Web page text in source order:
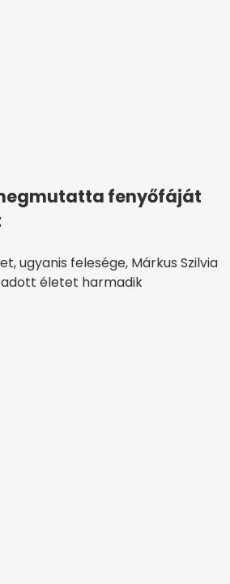
fenyőfáját
ugyanis felesége, Márkus Szilvia
életet harmadik